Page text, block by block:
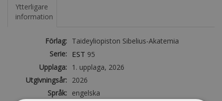
Ytterligare
information
Förlag: Taideyliopiston Sibelius-Akatemia
Serie: EST 95
Upplaga: 1. upplaga, 2026
Utgivningsår: 2026
Språk: engelska